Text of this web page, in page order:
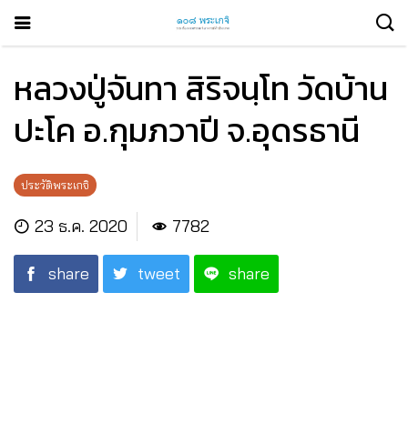
หลวงปู่จันทา สิริจนฺโท วัดบ้าน
ปะโค อ.กุมภวาปี จ.อุดรธานี
ประวัติพระเกจิ
23 ธ.ค. 2020 7782
share tweet share